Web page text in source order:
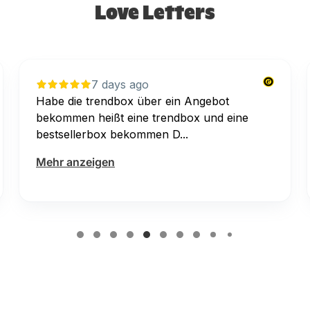
Love Letters
8 days ago
Super toller Kundenservice! Das bestellte
Bodyöl kam zerbrochen an. Es wurde
umgehend Ersatz geli...
Mehr anzeigen